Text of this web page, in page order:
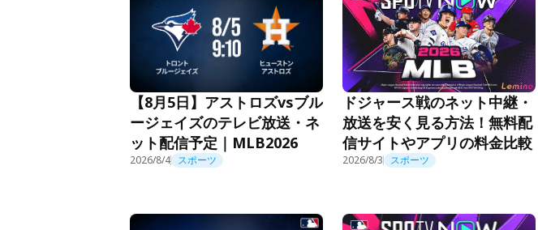
【8月5日】アストロズvsブル
ージェイズのテレビ放送・ネ
ット配信予定｜MLB2026
2026/8/4 スポーツ
ドジャース戦のネット中継・
放送を安く見る方法！無料配
信サイトやアプリの料金比較
2026/8/3 スポーツ